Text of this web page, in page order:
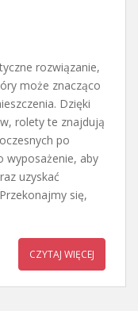
rozwiązanie,
może znacząco
Dzięki
rolety te znajdują
po
wyposażenie, aby
uzyskać
się,
CZYTAJ WIĘCEJ